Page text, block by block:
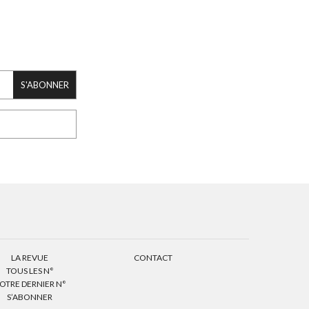
S'ABONNER
LA REVUE
TOUS LES N°
DERNIER N°
S’ABONNER
CONTACT